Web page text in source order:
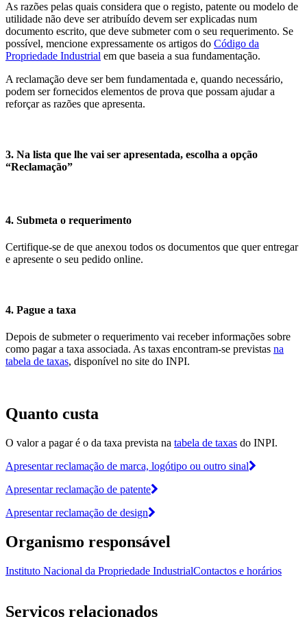
As razões pelas quais considera que o registo, patente ou modelo de
utilidade não deve ser atribuído devem ser explicadas num
documento escrito, que deve submeter com o seu requerimento. Se
possível, mencione expressamente os artigos do Código da
Propriedade Industrial em que baseia a sua fundamentação.
A reclamação deve ser bem fundamentada e, quando necessário,
podem ser fornecidos elementos de prova que possam ajudar a
reforçar as razões que apresenta.
3. Na lista que lhe vai ser apresentada, escolha a opção
“Reclamação”
4. Submeta o requerimento
Certifique-se de que anexou todos os documentos que quer entregar
e apresente o seu pedido online.
4. Pague a taxa
Depois de submeter o requerimento vai receber informações sobre
como pagar a taxa associada. As taxas encontram-se previstas na
tabela de taxas, disponível no site do INPI.
Quanto custa
O valor a pagar é o da taxa prevista na tabela de taxas do INPI.
Apresentar reclamação de marca, logótipo ou outro sinal
Apresentar reclamação de patente
Apresentar reclamação de design
Organismo responsável
Instituto Nacional da Propriedade IndustrialContactos e horários
Serviços relacionados